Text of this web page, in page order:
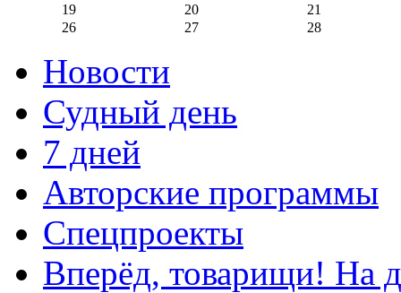
19
20
21
26
27 28
Новости
Судный день
7 дней
Авторские программы
Спецпроекты
Вперёд, товарищи! На